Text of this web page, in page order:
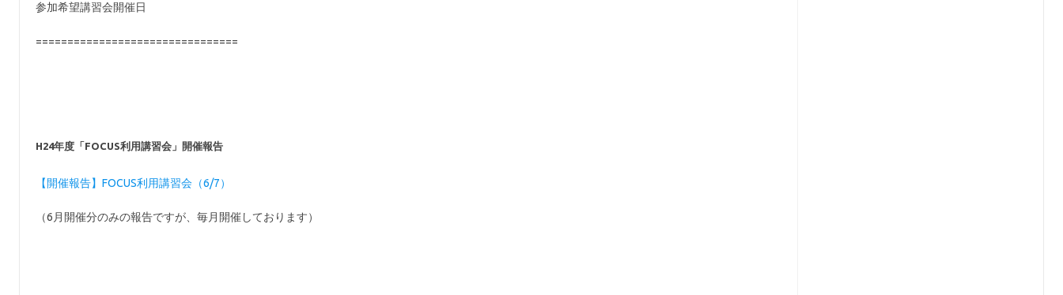
参加希望講習会開催日
================================
H24年度「FOCUS利用講習会」開催報告
【開催報告】FOCUS利用講習会（6/7）
（6月開催分のみの報告ですが、毎月開催しております）